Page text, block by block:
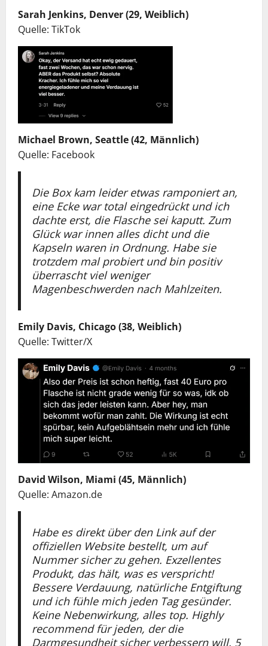
Sarah Jenkins, Denver (29, Weiblich)
Quelle: TikTok
Michael Brown, Seattle (42, Männlich)
Quelle: Facebook
Die Box kam leider etwas ramponiert an,
eine Ecke war total eingedrückt und ich
dachte erst, die Flasche sei kaputt. Zum
Glück war innen alles dicht und die
Kapseln waren in Ordnung. Habe sie
trotzdem mal probiert und bin positiv
überrascht viel weniger
Magenbeschwerden nach Mahlzeiten.
Emily Davis, Chicago (38, Weiblich)
Quelle: Twitter/X
David Wilson, Miami (45, Männlich)
Quelle: Amazon.de
Habe es direkt über den Link auf der
offiziellen Website bestellt, um auf
Nummer sicher zu gehen. Exzellentes
Produkt, das hält, was es verspricht!
Bessere Verdauung, natürliche Entgiftung
und ich fühle mich jeden Tag gesünder.
Keine Nebenwirkung, alles top. Highly
recommend für jeden, der die
Darmgesundheit sicher verbessern will. 5